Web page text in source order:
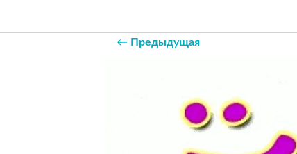
← Предыдущая